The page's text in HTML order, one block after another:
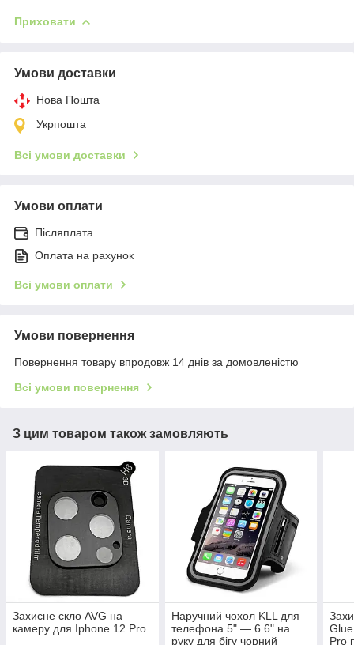
Приховати
Умови доставки
Нова Пошта
Укрпошта
Всі умови доставки
Умови оплати
Післяплата
Оплата на рахунок
Всі умови оплати
Умови повернення
Повернення товару впродовж 14 днів за домовленістю
Всі умови повернення
З цим товаром також замовляють
Захисне скло AVG на
камеру для Iphone 12 Pro
Наручний чохол KLL для
телефона 5" — 6.6" на
руку для бігу чорний
Pro